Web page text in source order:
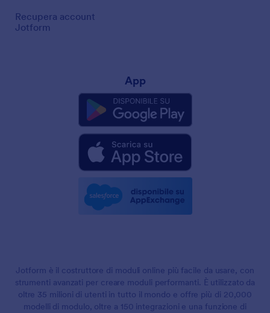
Recupera account
Jotform
App
Jotform è il costruttore di moduli online più facile da usare, con
strumenti avanzati per creare moduli performanti. È utilizzato da
oltre 35 milioni di utenti in tutto il mondo e offre più di 20,000
modelli di modulo, oltre a 150 integrazioni e una funzione di